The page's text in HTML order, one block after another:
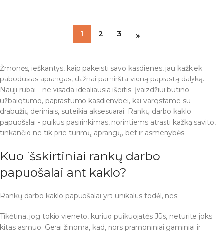
1 2 3
Žmonės, ieškantys, kaip pakeisti savo kasdienes, jau kažkiek
pabodusias aprangas, dažnai pamiršta vieną paprastą dalyką.
Nauji rūbai - ne visada idealiausia išeitis. Įvaizdžiui būtino
užbaigtumo, paprastumo kasdienybei, kai vargstame su
drabužių deriniais, suteikia aksesuarai. Rankų darbo kaklo
papuošalai - puikus pasirinkimas, norintiems atrasti kažką savito,
tinkančio ne tik prie turimų aprangų, bet ir asmenybės.
Kuo išskirtiniai rankų darbo
papuošalai ant kaklo?
Rankų darbo kaklo papuošalai yra unikalūs todėl, nes:
Tikėtina, jog tokio vieneto, kuriuo puikuojatės Jūs, neturite joks
kitas asmuo. Gerai žinoma, kad, nors pramoniniai gaminiai ir